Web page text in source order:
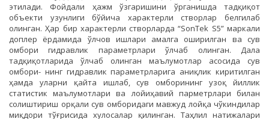
этилади. Фойдали ҳажм ўзгаришини ўрганишда тадқиқот
объекти узунлиги бўйича характерли створлар белгилаб
олинган. Ҳар бир характерли створларда “SonTek S5” маркали
доплер ёрдамида ўлчов ишлари амалга оширилган ва сув
омбори гидравлик параметрлари ўлчаб олинган. Дала
тадқиқотларида ўлчаб олинган маълумотлар асосида сув
омбори- нинг гидравлик параметрларига аниқлик киритилган
ҳамда уларни қайта ишлаб, сув омборининг узоқ йиллик
статистик маълумотлари ва лойиҳавий парметрлари билан
солиштириш орқали сув омборидаги мавжуд лойқа чўкиндилар
миқдори тўғрисида хулосалар қилинган. Таҳлил натижалари